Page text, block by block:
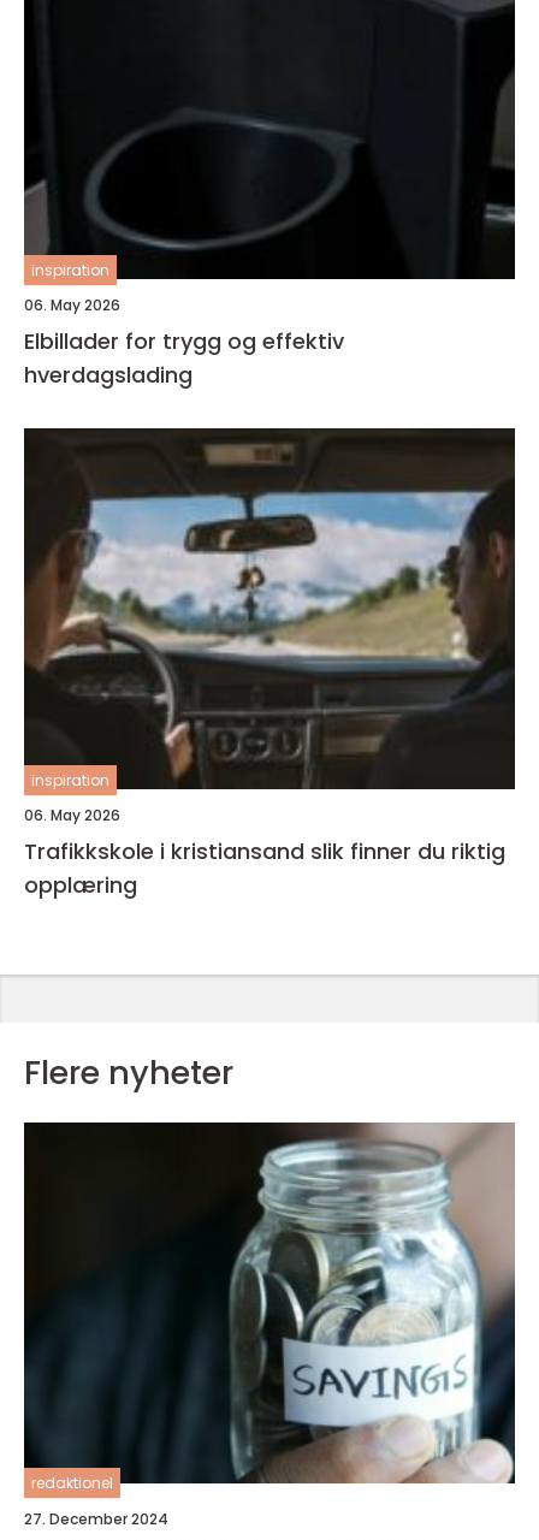
inspiration
06. May 2026
Elbillader for trygg og effektiv
hverdagslading
inspiration
06. May 2026
Trafikkskole i kristiansand slik finner du riktig
opplæring
Flere nyheter
redaktionel
27. December 2024